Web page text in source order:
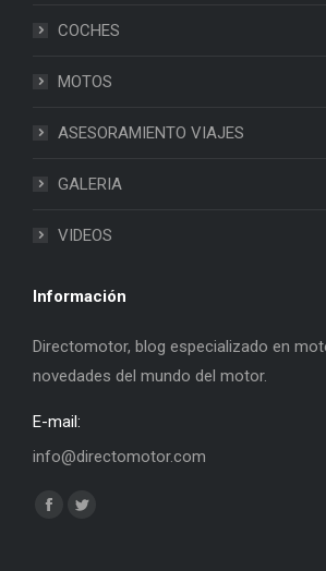
COCHES
MOTOS
ASESORAMIENTO VIAJES
GALERIA
VIDEOS
Información
Directomotor, blog especializado en
novedades del mundo del motor.
E-mail:
info@directomotor.com
Find us on:
Facebook
Twitter